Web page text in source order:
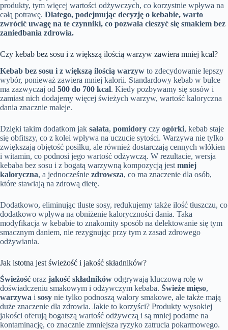
produkty, tym więcej wartości odżywczych, co korzystnie wpływa na
całą potrawę. Dlatego, podejmując decyzję o kebabie, warto
zwrócić uwagę na te czynniki, co pozwala cieszyć się smakiem bez
zaniedbania zdrowia.
Czy kebab bez sosu i z większą ilością warzyw zawiera mniej kcal?
Kebab bez sosu i z większą ilością warzyw to zdecydowanie lepszy
wybór, ponieważ zawiera mniej kalorii. Standardowy kebab w bułce
ma zazwyczaj od 500 do 700 kcal. Kiedy pozbywamy się sosów i
zamiast nich dodajemy więcej świeżych warzyw, wartość kaloryczna
dania znacznie maleje.
Dzięki takim dodatkom jak sałata, pomidory czy ogórki, kebab staje
się obfitszy, co z kolei wpływa na uczucie sytości. Warzywa nie tylko
zwiększają objętość posiłku, ale również dostarczają cennych włókien
i witamin, co podnosi jego wartość odżywczą. W rezultacie, wersja
kebaba bez sosu i z bogatą warzywną kompozycją jest mniej
kaloryczna, a jednocześnie zdrowsza, co ma znaczenie dla osób,
które stawiają na zdrową dietę.
Dodatkowo, eliminując tłuste sosy, redukujemy także ilość tłuszczu, co
dodatkowo wpływa na obniżenie kaloryczności dania. Taka
modyfikacja w kebabie to znakomity sposób na delektowanie się tym
smacznym daniem, nie rezygnując przy tym z zasad zdrowego
odżywiania.
Jak istotna jest świeżość i jakość składników?
Świeżość oraz jakość składników odgrywają kluczową rolę w
doświadczeniu smakowym i odżywczym kebaba. Świeże mięso,
warzywa i sosy nie tylko podnoszą walory smakowe, ale także mają
duże znaczenie dla zdrowia. Jakie to korzyści? Produkty wysokiej
jakości oferują bogatszą wartość odżywczą i są mniej podatne na
kontaminację, co znacznie zmniejsza ryzyko zatrucia pokarmowego.